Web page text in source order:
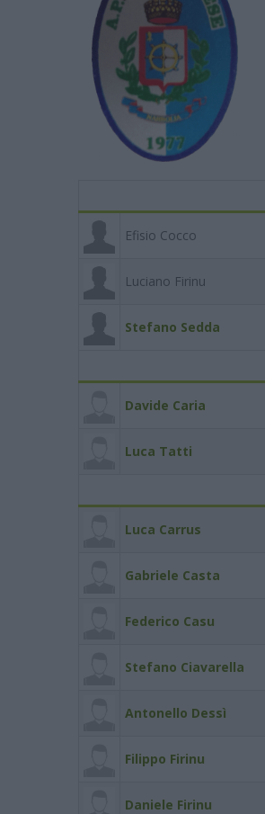
Efisio Cocco
Luciano Firinu
Stefano Sedda
Davide Caria
Luca Tatti
Luca Carrus
Gabriele Casta
Federico Casu
Stefano Ciavarella
Antonello Dessì
Filippo Firinu
Daniele Firinu